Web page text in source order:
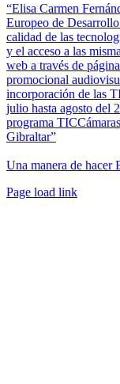
“Elisa Carmen
Europeo de
calidad de las
y el acceso a las
web a través de
promocional
incorporación de las
julio hasta agosto del
programa
Gibraltar”
Una manera de hacer
Facebook
Twitter
Instagram
Pinterest
Page load link